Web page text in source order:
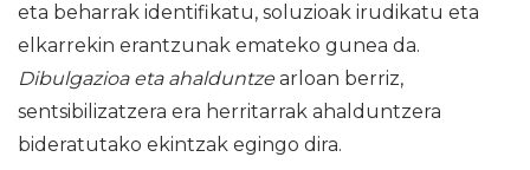
eta beharrak identifikatu, soluzioak irudikatu eta
elkarrekin erantzunak emateko gunea da.
Dibulgazioa eta ahalduntze arloan berriz,
sentsibilizatzera era herritarrak ahalduntzera
bideratutako ekintzak egingo dira.